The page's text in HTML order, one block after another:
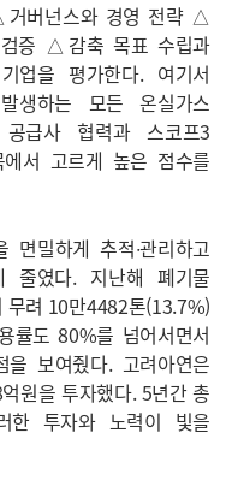
버넌스와 경영 전략 △
증 △감축 목표 수립과
을 평가한다. 여기서
생하는 모든 온실가스
급사 협력과 스코프3
서 고르게 높은 점수를
면밀하게 추적∙관리하고
줄였다. 지난해 폐기물
무려 10만4482톤(13.7%)
률도 80%를 넘어서면서
을 보여줬다. 고려아연은
원을 투자했다. 5년간 총
한 투자와 노력이 빛을